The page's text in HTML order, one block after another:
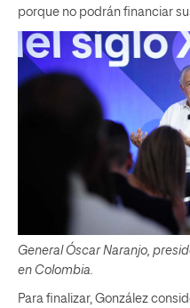
porque no podrán financiar
General Óscar Naranjo,
en Colombia.
Para finalizar, González